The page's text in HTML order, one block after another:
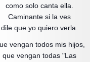
como solo canta ella.
Caminante si la ves
dile que yo quiero verla.
vengan todos mis hijos,
que vengan todas "Las